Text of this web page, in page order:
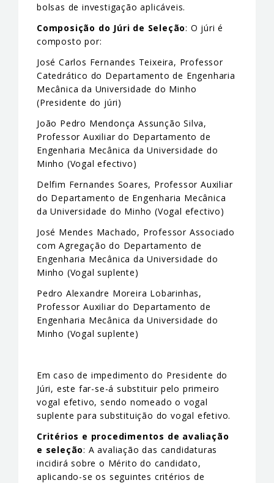
bolsas de investigação aplicáveis.
Composição do Júri de Seleção: O júri é
composto por:
José Carlos Fernandes Teixeira, Professor
Catedrático do Departamento de Engenharia
Mecânica da Universidade do Minho
(Presidente do júri)
João Pedro Mendonça Assunção Silva,
Professor Auxiliar do Departamento de
Engenharia Mecânica da Universidade do
Minho (Vogal efectivo)
Delfim Fernandes Soares, Professor Auxiliar
do Departamento de Engenharia Mecânica
da Universidade do Minho (Vogal efectivo)
José Mendes Machado, Professor Associado
com Agregação do Departamento de
Engenharia Mecânica da Universidade do
Minho (Vogal suplente)
Pedro Alexandre Moreira Lobarinhas,
Professor Auxiliar do Departamento de
Engenharia Mecânica da Universidade do
Minho (Vogal suplente)
Em caso de impedimento do Presidente do
Júri, este far-se-á substituir pelo primeiro
vogal efetivo, sendo nomeado o vogal
suplente para substituição do vogal efetivo.
Critérios e procedimentos de avaliação
e seleção: A avaliação das candidaturas
incidirá sobre o Mérito do candidato,
aplicando-se os seguintes critérios de